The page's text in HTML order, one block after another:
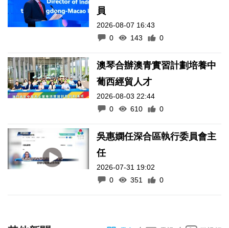
員
2026-08-07 16:43
0
143 0
澳琴合辦澳青實習計劃培養中
葡西經貿人才
2026-08-03 22:44
0
610 0
吳惠嫻任深合區執行委員會主
任
2026-07-31 19:02
0
351 0